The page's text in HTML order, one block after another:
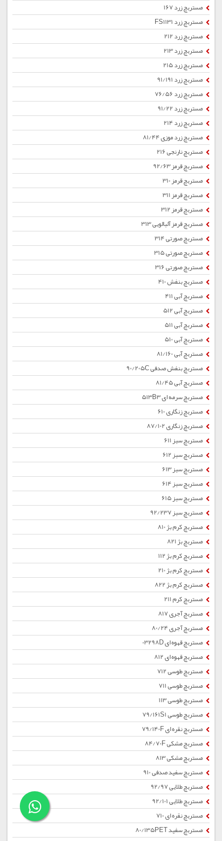
مستربچ زرد 167
مستربچ زرد FS1131
مستربچ زرد 212
مستربچ زرد 213
مستربچ زرد 215
مستربچ زرد 91/191
مستربچ زرد 76/56
مستربچ زرد 91/22
مستربچ زرد 214
مستربچ زرد موزی 81/44
مستربچ نارنجی 216
مستربچ قرمز 92/63
مستربچ قرمز 310
مستربچ قرمز 311
مستربچ قرمز 312
مستربچ قرمز آلبالویی 313
مستربچ صورتی 314
مستربچ صورتی 315
مستربچ صورتی 316
مستربچ بنفش 410
مستربچ آبی 411
مستربچ آبی 512
مستربچ آبی 511
مستربچ آبی 510
مستربچ آبی 81/160
مستربچ بنفش صدفی 90/205C
مستربچ آبی 81/45
مستربچ سرمه ای 513B3
مستربچ زنگاری 610
مستربچ زنگاری 87/102
مستربچ سبز 611
مستربچ سبز 612
مستربچ سبز 613
مستربچ سبز 614
مستربچ سبز 615
مستربچ سبز 92/237
مستربچ کرم بژ 810
مستربچ بژ 821
مستربچ کرم بژ 112
مستربچ کرم بژ 210
مستربچ کرم بژ 822
مستربچ کرم 211
مستربچ آجری 817
مستربچ آجری 80/24
مستربچ قهوه ای 03298D
مستربچ قهوه ای 812
مستربچ طوسی 712
مستربچ طوسی 711
مستربچ طوسی 113
مستربچ طوسی 79/161S1
مستربچ نقره ای 79/140F
مستربچ مشکی 84/70F
مستربچ مشکی 813
مستربچ سفید صدفی 910
مستربچ طلایی 92/97
مستربچ طلایی 92/101
مستربچ نقره ای 710
مستربچ سفید 80/135PET